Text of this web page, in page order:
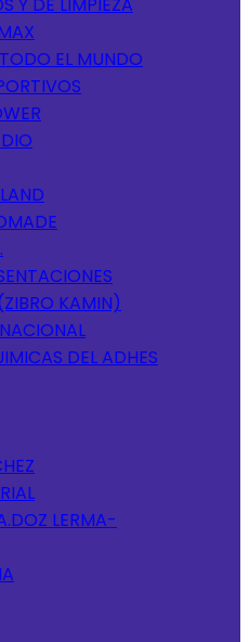
EL MUNDO
KAMIN)
DEL ADHES
LERMA-